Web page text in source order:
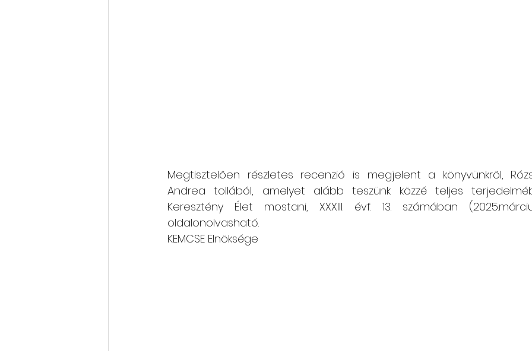
Megtisztelően részletes recenzió is megjelent a könyvünkről,
Andrea tollából, amelyet alább teszünk közzé teljes
Keresztény Élet mostani, XXXIII. évf. 13. számában
oldalonolvasható.
KEMCSE Elnöksége